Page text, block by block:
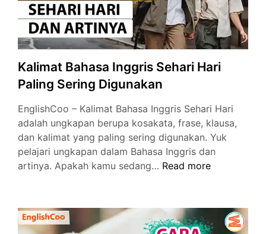
Kalimat Bahasa Inggris Sehari Hari
Paling Sering Digunakan
EnglishCoo – Kalimat Bahasa Inggris Sehari Hari
adalah ungkapan berupa kosakata, frase, klausa,
dan kalimat yang paling sering digunakan. Yuk
pelajari ungkapan dalam Bahasa Inggris dan
artinya. Apakah kamu sedang… Kalimat
Sehari
Hari
Read more